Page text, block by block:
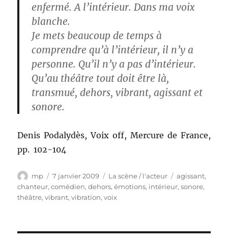
enfermé. A l’intérieur. Dans ma voix
blanche.
Je mets beaucoup de temps à
comprendre qu’à l’intérieur, il n’y a
personne. Qu’il n’y a pas d’intérieur.
Qu’au théâtre tout doit être là,
transmué, dehors, vibrant, agissant et
sonore.
Denis Podalydès, Voix off, Mercure de France,
pp. 102-104
Auteur
mp
Publié
le
7 janvier 2009 Catégories
La scène / l'acteur Étiquettes
agissant,
chanteur,comédien,dehors,émotions, intérieur,sonore,
théâtre,vibrant,vibration,voix